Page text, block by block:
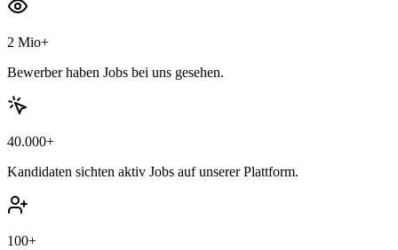
2 Mio+
Bewerber haben Jobs bei uns gesehen.
40.000+
Kandidaten sichten aktiv Jobs auf unserer Plattform.
100+